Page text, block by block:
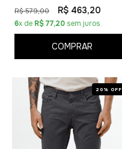
R$ 579,00 R$ 463,20
6x de R$ 77,20 sem juros
COMPRAR
20% OFF